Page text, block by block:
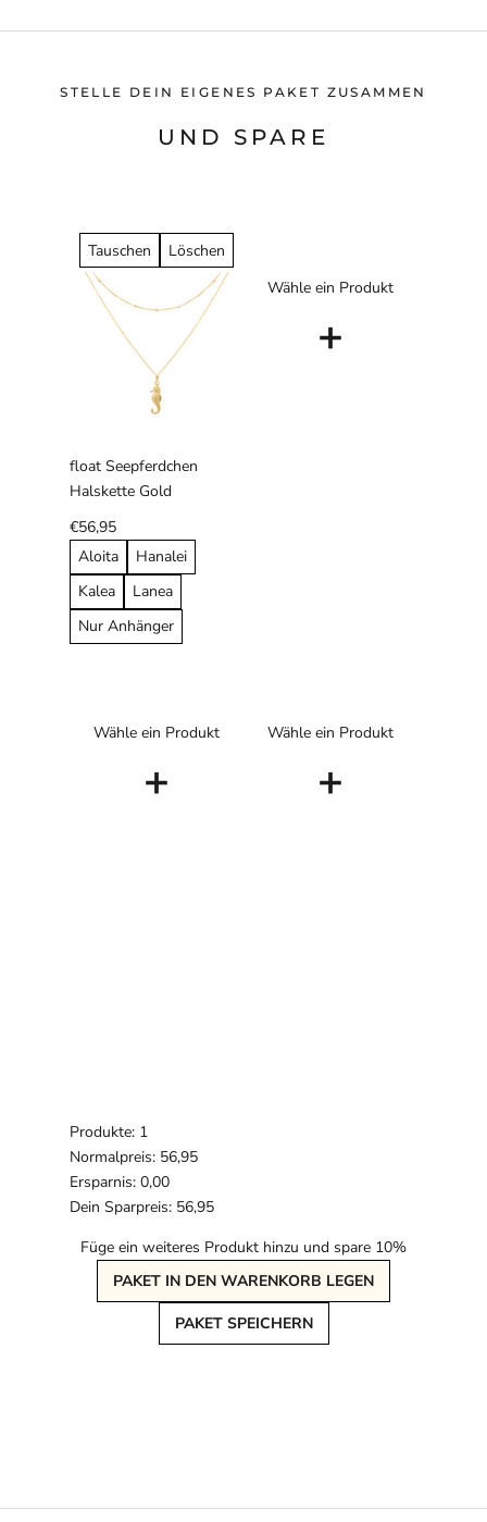
STELLE DEIN EIGENES PAKET ZUSAMMEN
UND SPARE
Tauschen Löschen
float Seepferdchen
Halskette Gold
€56,95
Aloita
Hanalei
Kalea
Lanea
Nur Anhänger
Wähle ein Produkt
+
Wähle ein Produkt
+
Wähle ein Produkt
+
Produkte: 1
Normalpreis: 56,95
Ersparnis: 0,00
Dein Sparpreis: 56,95
Füge ein weiteres Produkt hinzu und spare 10%
PAKET IN DEN WARENKORB LEGEN
PAKET SPEICHERN